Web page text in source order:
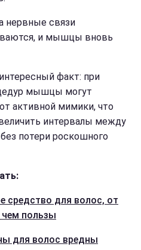
нервные связи
и мышцы вновь
факт: при
мышцы могут
активной мимики, что
интервалы между
потери роскошного
средство для волос, от
пользы
для волос вредны